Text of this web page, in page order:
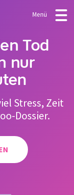
Menü
Tod
nur
Stress, Zeit
Dossier.